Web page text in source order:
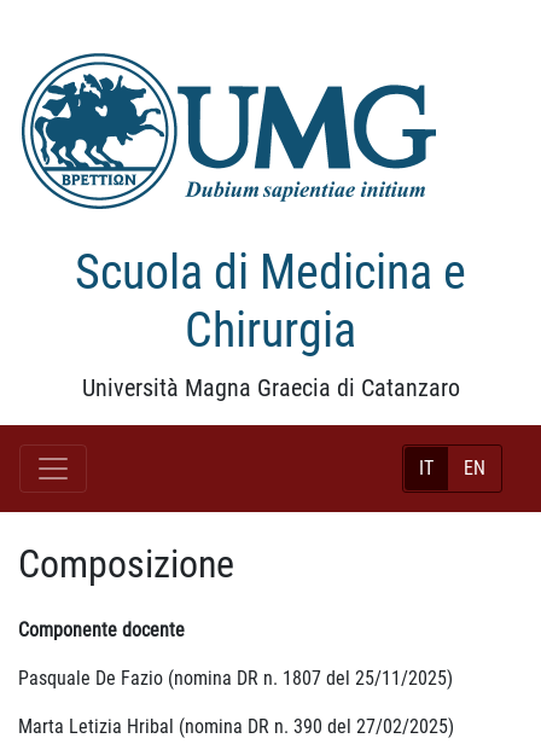
Scuola di Medicina e
Chirurgia
Università Magna Graecia di Catanzaro
IT EN
Composizione
Componente docente
Pasquale De Fazio (nomina DR n. 1807 del 25/11/2025)
Marta Letizia Hribal (nomina DR n. 390 del 27/02/2025)